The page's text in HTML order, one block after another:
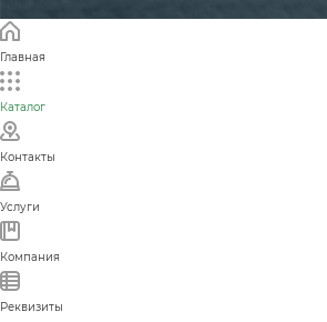
Главная
Каталог
Контакты
Услуги
Компания
Реквизиты